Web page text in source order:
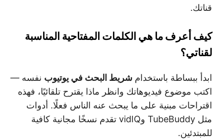
قناتك.
كيف أعرف ما هي الكلمات المفتاحية المناسبة
لقناتي؟
ابدأ ببساطة باستخدام شريط البحث في يوتيوب نفسه —
اكتب موضوع فيديوهاتك وانظر ماذا يقترح تلقائيًا، فهذه
اقتراحات مبنية على ما يبحث عنه الناس فعلًا. أدوات
مثل TubeBuddy وvidIQ تقدم نسخًا مجانية كافية
للمبتدئين.